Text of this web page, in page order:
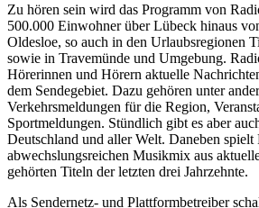
Zu hören sein wird das Programm von
500.000 Einwohner über Lübeck hinaus
Oldesloe, so auch in den Urlaubsregionen
sowie in Travemünde und Umgebung.
Hörerinnen und Hörern aktuelle
dem Sendegebiet. Dazu gehören unter
Verkehrsmeldungen für die Region,
Sportmeldungen. Stündlich gibt es aber
Deutschland und aller Welt. Daneben
abwechslungsreichen Musikmix aus
gehörten Titeln der letzten drei Jahrzehnte.
Als Sendernetz- und Plattformbetreiber